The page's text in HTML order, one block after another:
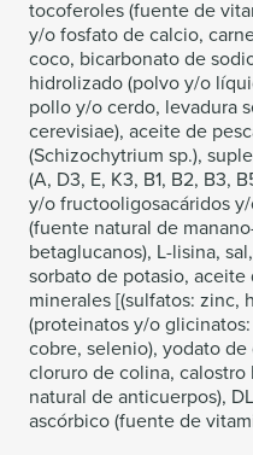
tocoferoles (fuente de
y/o fosfato de calcio,
coco, bicarbonato de
hidrolizado (polvo y/o
pollo y/o cerdo, levadura
cerevisiae), aceite de
(Schizochytrium sp.),
(A, D3, E, K3, B1, B2, B3,
y/o fructooligosacáridos
(fuente natural de
betaglucanos), L-lisina,
sorbato de potasio,
minerales [(sulfatos: zinc,
(proteinatos y/o
cobre, selenio), yodato
cloruro de colina,
natural de anticuerpos),
ascórbico (fuente de